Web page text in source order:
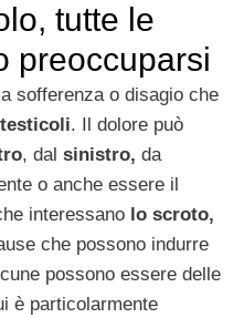
tutte le
preoccuparsi
sofferenza o disagio che
testicoli. Il dolore può
, dal sinistro, da
o anche essere il
interessano lo scroto,
che possono indurre
possono essere delle
è particolarmente